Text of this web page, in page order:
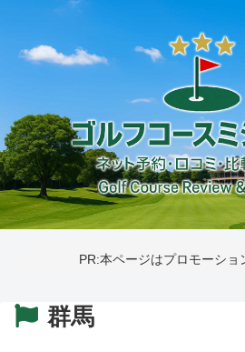
PR:本ページはプロモーショ
群馬